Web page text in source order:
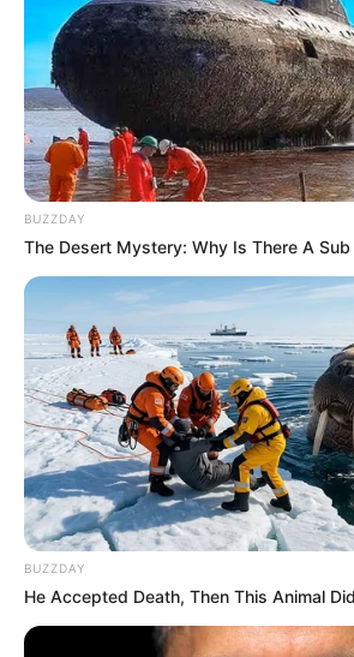
De 1 à 3 jeux simples Gagnants
Sans oublier les possibilités de jouer
super base Turf pour faire un Quarté
incontournable pour les jeux en
Suivez le bilan Journalier, Mensuel et
situé sur lapage des stats.
15 INDY DARK
7 JAPPELOUP
9 COLBERT WF
Analyse Complète du Quinté à lire
cette page.
Découvrez le taux de réussite de onze
presse
au jeu du Simple Gagnant et Placé
Quinté de Trot attelé.
Les Meilleures cotes pour les plus
BUZZDAY
The Desert Mystery: Why Is There A Sub
BUZZDAY
He Accepted Death, Then This Animal